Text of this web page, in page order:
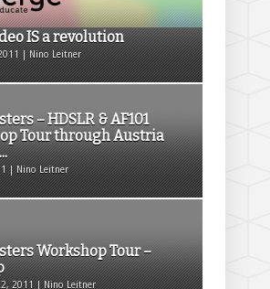
IS a revolution
| Nino Leitner
– HDSLR & AF101
Tour through Austria
| Nino Leitner
Workshop Tour –
2011 | Nino Leitner